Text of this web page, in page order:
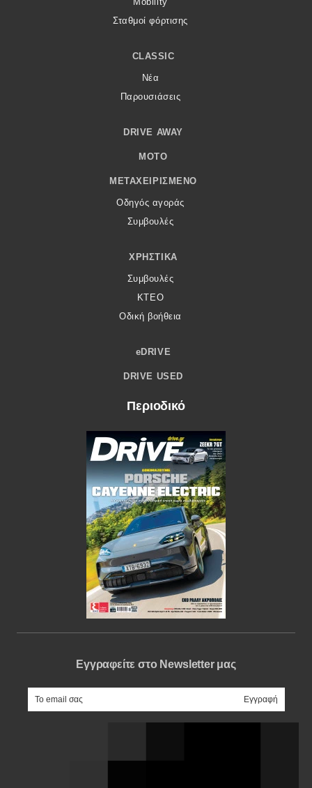
Σταθμοί φόρτισης
CLASSIC
Νέα
Παρουσιάσεις
DRIVE AWAY
MOTO
ΜΕΤΑΧΕΙΡΙΣΜΈΝΟ
Οδηγός αγοράς
Συμβουλές
ΧΡΗΣΤΙΚΆ
Συμβουλές
ΚΤΕΟ
Οδική βοήθεια
eDRIVE
DRIVE USED
Περιοδικό
Εγγραφείτε στο Newsletter μας
e-mail